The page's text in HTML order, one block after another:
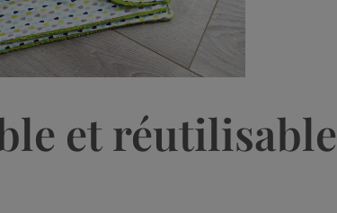
et réutilisable